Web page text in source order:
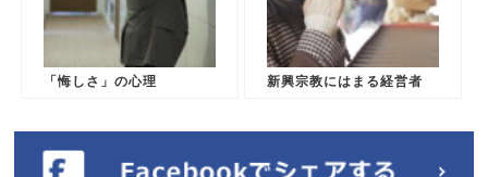
「悔しさ」の心理 新興宗教にはまる経営者